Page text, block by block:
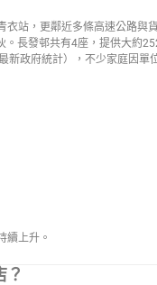
站，更鄰近多條高速公路與
長發邨共有4座，提供大約
最新政府統計），不少家庭因單
續上升。
？